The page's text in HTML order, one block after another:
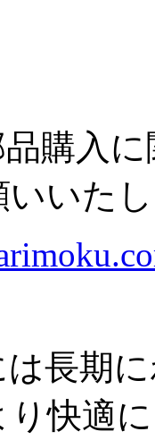
購入
いいた
長期
快適